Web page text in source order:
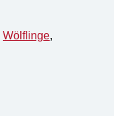
Wölflinge,